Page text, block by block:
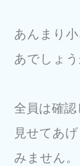
あんまり
あでしょう
全員は確
見せてあ
みません。